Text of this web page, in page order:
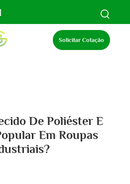
Solicitar Cotação
De Poliéster E
Em Roupas